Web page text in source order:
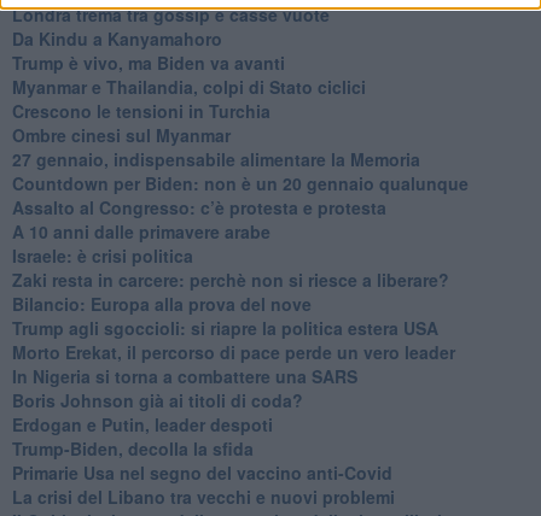
Londra trema tra gossip e casse vuote
Da Kindu a Kanyamahoro
Trump è vivo, ma Biden va avanti
Myanmar e Thailandia, colpi di Stato ciclici
Crescono le tensioni in Turchia
Ombre cinesi sul Myanmar
27 gennaio, indispensabile alimentare la Memoria
Countdown per Biden: non è un 20 gennaio qualunque
Assalto al Congresso: c’è protesta e protesta
A 10 anni dalle primavere arabe
Israele: è crisi politica
Zaki resta in carcere: perchè non si riesce a liberare?
Bilancio: Europa alla prova del nove
Trump agli sgoccioli: si riapre la politica estera USA
Morto Erekat, il percorso di pace perde un vero leader
In Nigeria si torna a combattere una SARS
Boris Johnson già ai titoli di coda?
Erdogan e Putin, leader despoti
Trump-Biden, decolla la sfida
Primarie Usa nel segno del vaccino anti-Covid
La crisi del Libano tra vecchi e nuovi problemi